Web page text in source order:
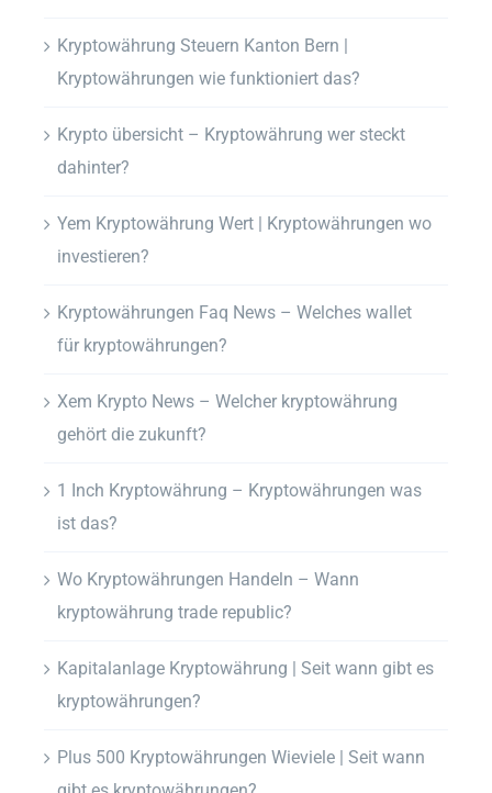
Kryptowährung Steuern Kanton Bern |
Kryptowährungen wie funktioniert das?
Krypto übersicht – Kryptowährung wer steckt
dahinter?
Yem Kryptowährung Wert | Kryptowährungen wo
investieren?
Kryptowährungen Faq News – Welches wallet
für kryptowährungen?
Xem Krypto News – Welcher kryptowährung
gehört die zukunft?
1 Inch Kryptowährung – Kryptowährungen was
ist das?
Wo Kryptowährungen Handeln – Wann
kryptowährung trade republic?
Kapitalanlage Kryptowährung | Seit wann gibt es
kryptowährungen?
Plus 500 Kryptowährungen Wieviele | Seit wann